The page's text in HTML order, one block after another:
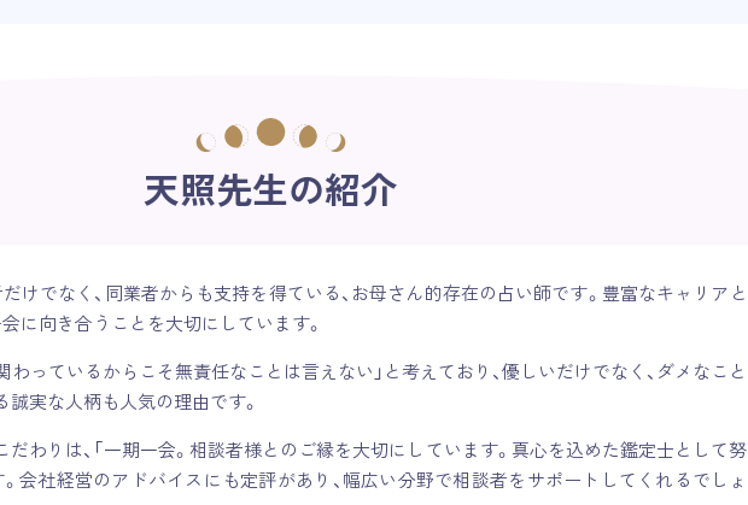
天照先生の紹介
けでなく、同業者からも支持を得ている、お母さん的存在の占い師です。豊富なキャリアと
に向き合うことを大切にしています。
わっているからこそ無責任なことは言えない」と考えており、優しいだけでなく、ダメなこと
実な人柄も人気の理由です。
わりは、「一期一会。相談者様とのご縁を大切にしています。真心を込めた鑑定士として努
会社経営のアドバイスにも定評があり、幅広い分野で相談者をサポートしてくれるでしょ